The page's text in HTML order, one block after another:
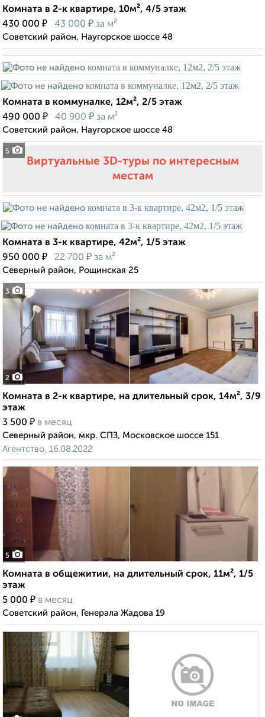
Комната в 2-к квартире, 10м², 4/5 этаж
430 000 ₽ 43 000 ₽ за м²
Советский район, Наугорское шоссе 48
5
Комната в коммуналке, 12м², 2/5 этаж
490 000 ₽ 40 900 ₽ за м²
Советский район, Наугорское шоссе 48
Виртуальные 3D-туры по интересным
местам
3
Комната в 3-к квартире, 42м², 1/5 этаж
950 000 ₽ 22 700 ₽ за м²
Северный район, Рощинская 25
2
Комната в 2-к квартире, на длительный срок, 14м², 3/9
этаж
3 500 ₽ в месяц
Северный район, мкр. СПЗ, Московское шоссе 151
Агентство, 16.08.2022
5
Комната в общежитии, на длительный срок, 11м², 1/5
этаж
5 000 ₽ в месяц
Советский район, Генерала Жадова 19